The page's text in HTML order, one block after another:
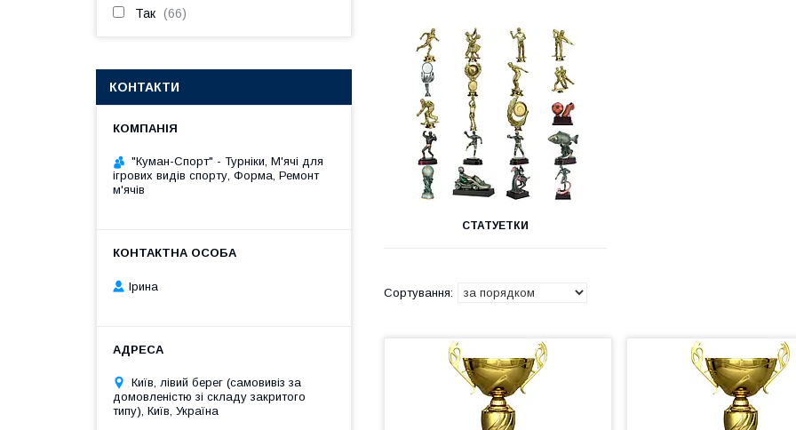
СТАТУЕТКИ
Так 66
КОНТАКТИ
"Куман-Спорт" - Турніки, М'ячі для
ігрових видів спорту, Форма, Ремонт
м'ячів
Ірина
Київ, лівий берег (самовивіз за
домовленістю зі складу закритого
типу), Київ, Україна